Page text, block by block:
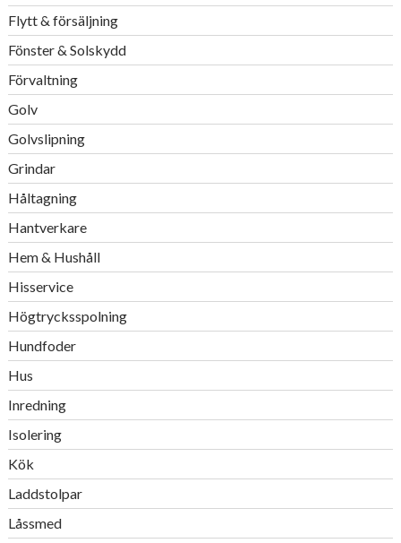
Flytt & försäljning
Fönster & Solskydd
Förvaltning
Golv
Golvslipning
Grindar
Håltagning
Hantverkare
Hem & Hushåll
Hisservice
Högtrycksspolning
Hundfoder
Hus
Inredning
Isolering
Kök
Laddstolpar
Låssmed